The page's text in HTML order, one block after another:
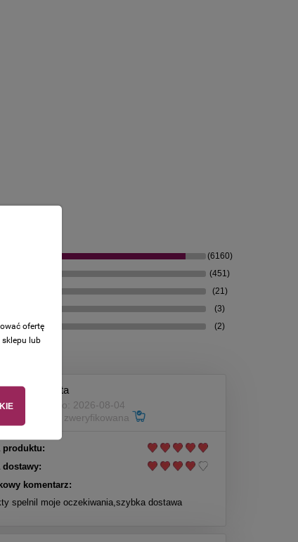
(6160)
(451)
(21)
(3)
(2)
Elżbieta
Dodano: 2026-08-04
Opinia zweryfikowana
produktu:
dostawy:
komentarz:
spelnil moje oczekiwania,szybka dostawa
ofertę
lub